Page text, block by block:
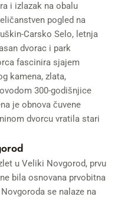
i izlazak na obalu
pogled na
Carsko Selo, letnja
dvorac i park
fascinira sjajem
kamena, zlata,
300-godišnjice
je obnova čuvene
dvorcu vratila stari
u Veliki Novgorod, prvu
bila osnovana prvobitna
se nalaze na